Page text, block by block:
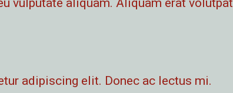
vulputate aliquam. Aliquam erat volutpat
adipiscing elit. Donec ac lectus mi.